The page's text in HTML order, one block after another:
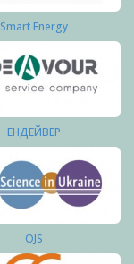
Smart Energy
ЕНДЕЙВЕР
OJS